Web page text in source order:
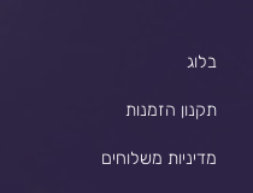
בלוג
תקנון הזמנות
מדיניות משלוחים